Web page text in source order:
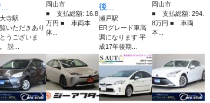
寺駅
いただきあり
うございま
説...
岡山市
■ 支払総額: 16.8
万円 ■ 車両本
体...
後...
瀬戸駅
ERグレード車高
調になります 平
成17年後期...
岡山市
■ 支払総額: 294.
8万円 ■ 車両
本...